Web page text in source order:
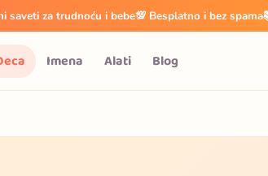
saveti za trudnoću i bebe💯 Besplatno i bez spama
Imena Alati Blog